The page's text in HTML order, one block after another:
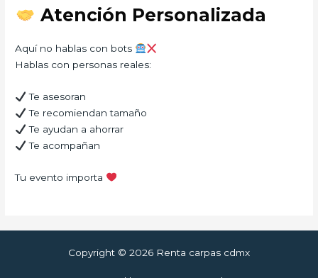
Atención Personalizada
Aquí no hablas con bots
Hablas con personas reales:
Te asesoran
Te recomiendan tamaño
Te ayudan a ahorrar
Te acompañan
Tu evento importa
Copyright © 2026 Renta carpas cdmx